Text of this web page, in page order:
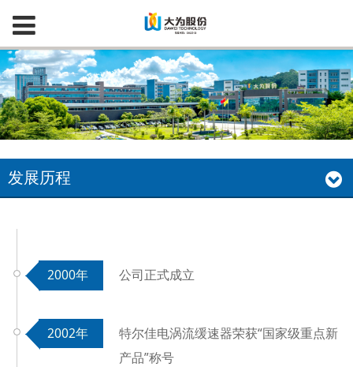
发展历程
2000年 公司正式成立
2002年
特尔佳电涡流缓速器荣获“国家级重点新
产品”称号